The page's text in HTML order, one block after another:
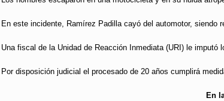
En este incidente, Ramírez Padilla cayó del automotor, siendo
Una fiscal de la Unidad de Reacción Inmediata (URI) le
Por disposición judicial el procesado de 20 años cumplirá
En